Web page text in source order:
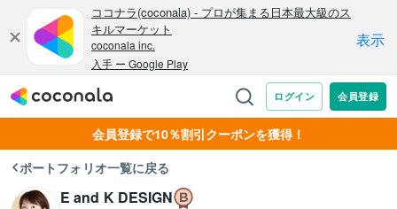
会員登録で10％割引クーポンを獲得！
ポートフォリオ一覧に戻る
E and K DESIGN